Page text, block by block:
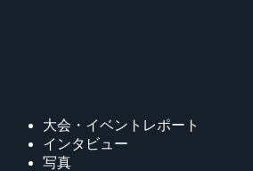
大会・イベントレポート
インタビュー
写真